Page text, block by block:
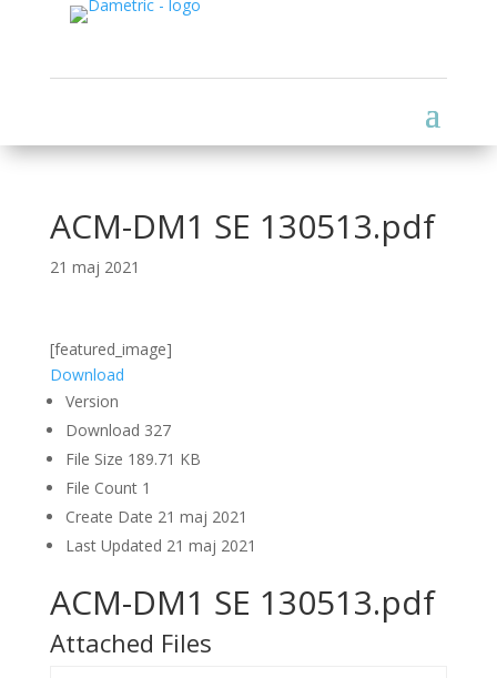
ACM-DM1 SE 130513.pdf
21 maj 2021
[featured_image]
Download
Version
Download 327
File Size 189.71 KB
File Count 1
Create Date 21 maj 2021
Last Updated 21 maj 2021
ACM-DM1 SE 130513.pdf
Attached Files